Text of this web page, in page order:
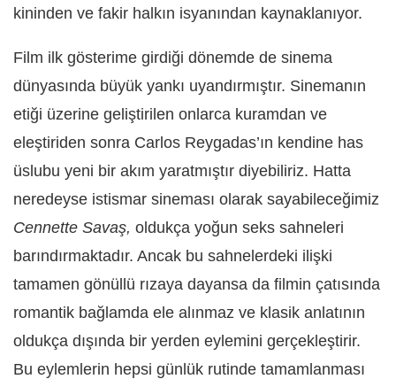
kininden ve fakir halkın isyanından kaynaklanıyor.
Film ilk gösterime girdiği dönemde de sinema
dünyasında büyük yankı uyandırmıştır. Sinemanın
etiği üzerine geliştirilen onlarca kuramdan ve
eleştiriden sonra Carlos Reygadas’ın kendine has
üslubu yeni bir akım yaratmıştır diyebiliriz. Hatta
neredeyse istismar sineması olarak sayabileceğimiz
Cennette Savaş, oldukça yoğun seks sahneleri
barındırmaktadır. Ancak bu sahnelerdeki ilişki
tamamen gönüllü rızaya dayansa da filmin çatısında
romantik bağlamda ele alınmaz ve klasik anlatının
oldukça dışında bir yerden eylemini gerçekleştirir.
Bu eylemlerin hepsi günlük rutinde tamamlanması